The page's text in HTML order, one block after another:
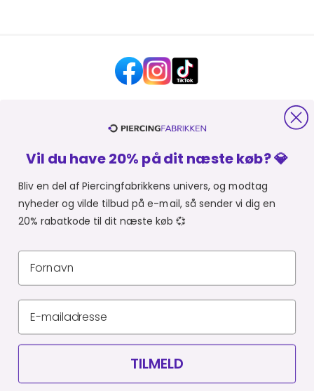
HJÆLP OG KONTAKT
MER FRA PIERCINGFABRIKKEN
SHOPPER FRA:Du er i
© Piercingfabrikken.dk 2026
CVR 34903727
Privatlivspolitik
Vil du have 20% på dit næste køb? 💎
Bliv en del af Piercingfabrikkens univers, og modtag
nyheder og vilde tilbud på e-mail, så sender vi dig en
20% rabatkode til dit næste køb 💞
TILMELD